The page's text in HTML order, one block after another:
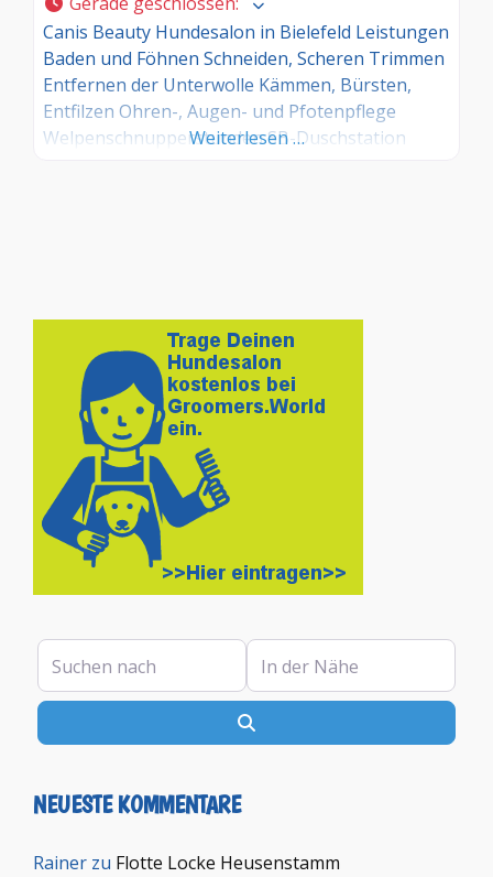
Canis Beauty Hundesalon in Bielefeld Leistungen
Baden und Föhnen Schneiden, Scheren Trimmen
Entfernen der Unterwolle Kämmen, Bürsten,
Entfilzen Ohren-, Augen- und Pfotenpflege
Welpenschnupperstunden SB-Duschstation
Weiterlesen …
Suchen nach In der Nähe
NEUESTE KOMMENTARE
Rainer zu Flotte Locke Heusenstamm